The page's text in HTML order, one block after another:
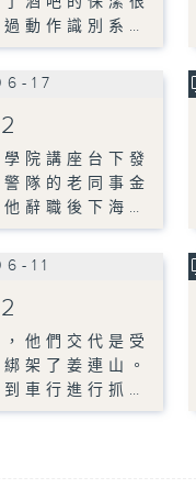
動作識別系…
17
院講座台下發
隊的老同事金
辭職後下海…
11
他們交代是受
架了姜連山。
車行進行抓…